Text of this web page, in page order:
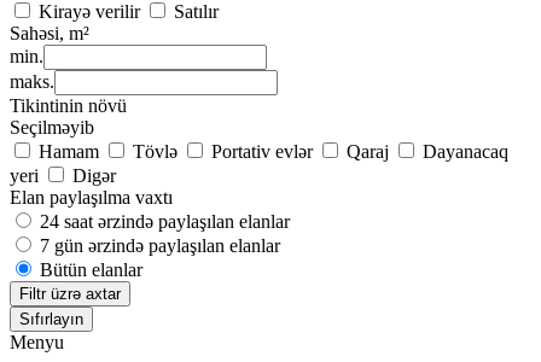
Kirayə verilir
Satılır
Sahəsi, m²
min.
maks.
Tikintinin növü
Seçilməyib
Hamam
Tövlə Portativ evlər Qaraj
Dayanacaq
yeri
Digər
Elan paylaşılma vaxtı
24 saat ərzində paylaşılan elanlar
7 gün ərzində paylaşılan elanlar
Bütün elanlar
Filtr üzrə axtar
Sıfırlayın
Menyu